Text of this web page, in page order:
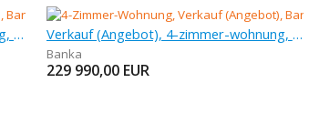
Verkauf (Angebot), 4-zimmer-wohnung, 150 m Verkauf (Angebot), 4-zimmer-wohnung, 150 m
Banka
229 990,00 EUR